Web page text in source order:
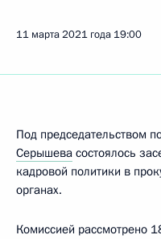
11 марта 2021 года 19:00
Под председательством
Серышева состоялось
кадровой политики в
органах.
Комиссией рассмотрено